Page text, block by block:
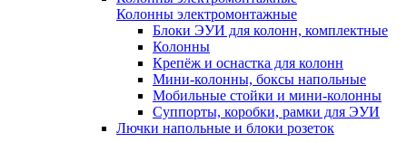
Колонны электромонтажные
Блоки ЭУИ для колонн, комплектные
Колонны
Крепёж и оснастка для колонн
Мини-колонны, боксы напольные
Мобильные стойки и мини-колонны
Суппорты, коробки, рамки для ЭУИ
Лючки напольные и блоки розеток